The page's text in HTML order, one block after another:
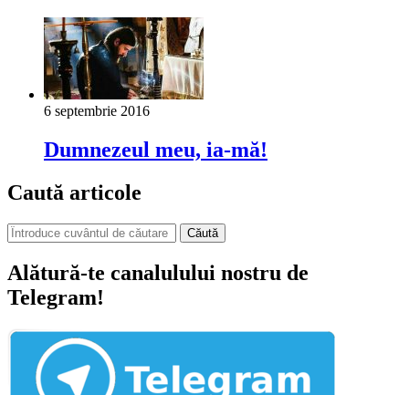
6 septembrie 2016
Dumnezeul meu, ia-mă!
Caută articole
Căută
Alătură-te canalulului nostru de
Telegram!